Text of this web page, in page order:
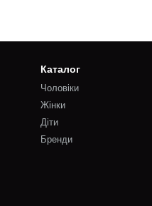
Каталог
Чоловіки
Жінки
Діти
Бренди